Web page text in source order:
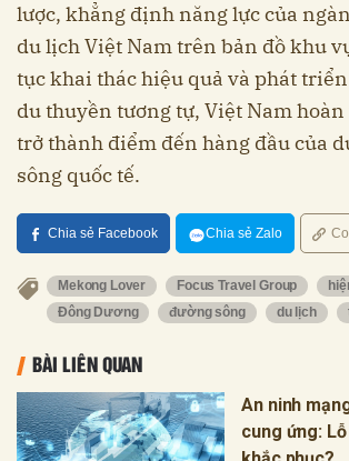
lược, khẳng định năng lực của
du lịch Việt Nam trên bản đồ khu
tục khai thác hiệu quả và phát
du thuyền tương tự, Việt Nam hoàn
trở thành điểm đến hàng đầu của
sông quốc tế.
Chia sẻ Facebook Chia sẻ Zalo
Mekong Lover Focus Travel Group
Đông Dương
đường sông du lịch
BÀI LIÊN QUAN
An ninh
cung ứng: